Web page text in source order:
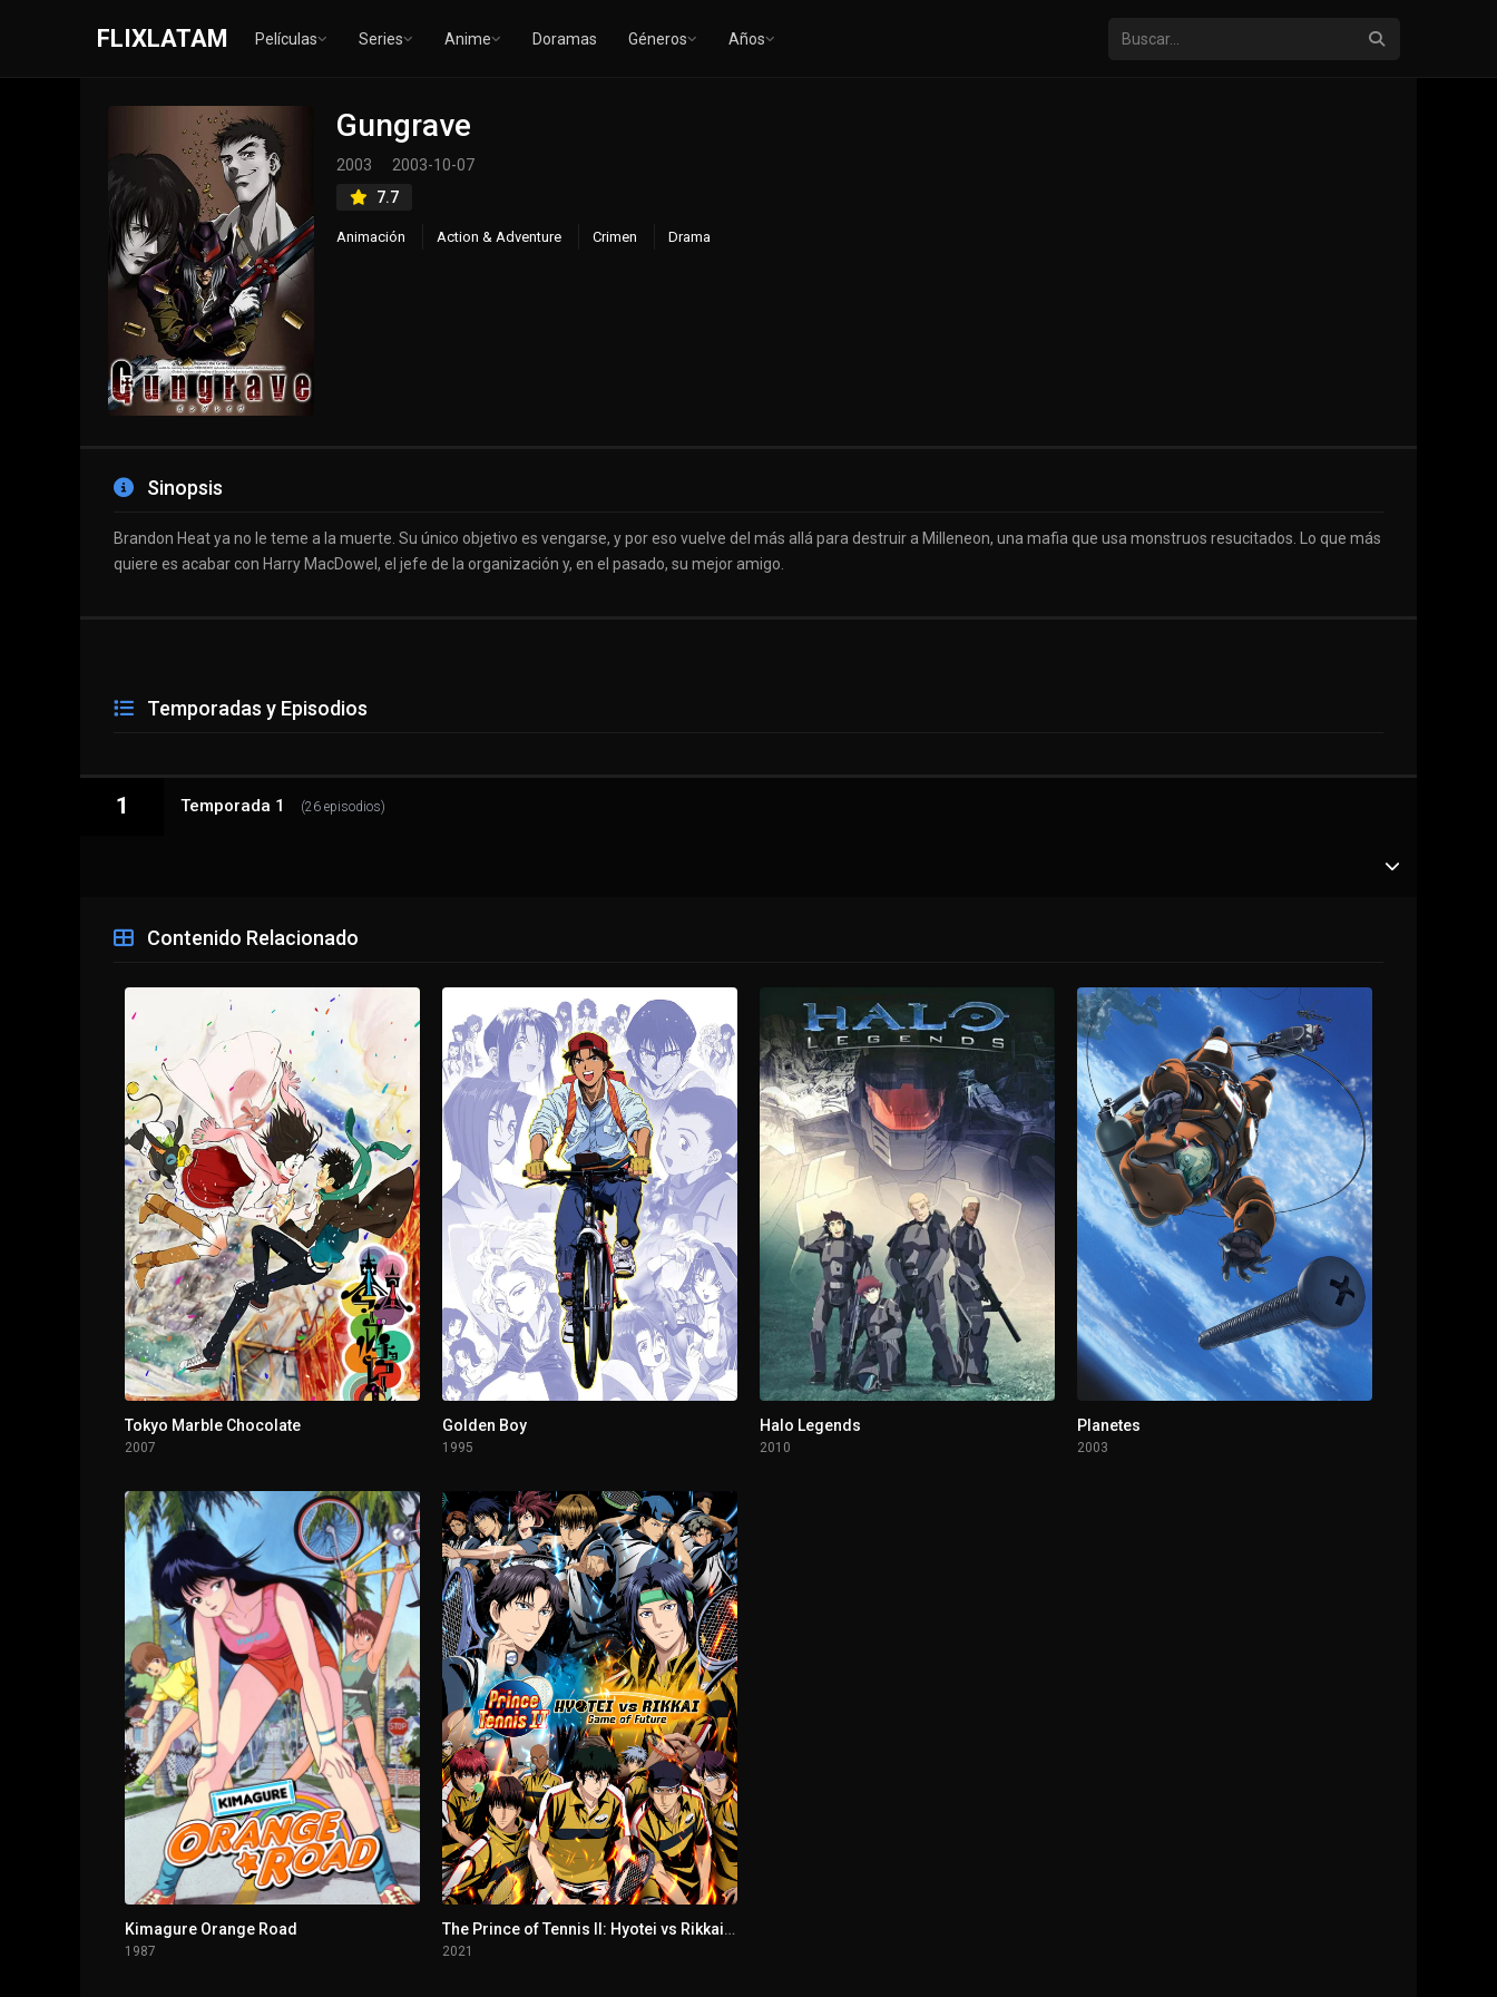
FLIXLATAM Películas Series Anime Doramas Géneros Años
Gungrave
2003
2003-10-07
7.7
Animación Action & Adventure Crimen Drama
Sinopsis
Brandon Heat ya no le teme a la muerte. Su único objetivo es vengarse, y por eso vuelve del más allá para destruir a Milleneon, una mafia que usa monstruos resucitados. Lo que más
quiere es acabar con Harry MacDowel, el jefe de la organización y, en el pasado, su mejor amigo.
Temporadas y Episodios
1 Temporada 1 (26 episodios)
1 - 1 Episodio 1
1 - 2 Episodio 2
Episodio 3
1 - 4 Episodio 4
1 - 5 Episodio 5
1 - 6 Episodio 6
1 - 7 Episodio 7
1 - 8 Episodio 8
1 - 9 Episodio 9
1 - 10
1 - 11 Episodio 11
Episodio 12
Episodio 13
1 - 14 Episodio 14
1 - 15 Episodio 15
1 - 16 Episodio 16
Episodio 17
1 - 18 Episodio 18
Contenido Relacionado
Tokyo Marble Chocolate
2007
Golden Boy
1995
Halo Legends
2010
Planetes
2003
Kimagure Orange Road
1987
The Prince of Tennis II: Hyotei vs Rikkai - Game of Future
2021